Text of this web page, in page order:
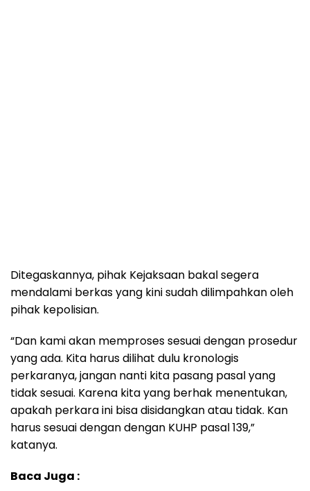
Ditegaskannya, pihak Kejaksaan bakal segera
mendalami berkas yang kini sudah dilimpahkan oleh
pihak kepolisian.
“Dan kami akan memproses sesuai dengan prosedur
yang ada. Kita harus dilihat dulu kronologis
perkaranya, jangan nanti kita pasang pasal yang
tidak sesuai. Karena kita yang berhak menentukan,
apakah perkara ini bisa disidangkan atau tidak. Kan
harus sesuai dengan dengan KUHP pasal 139,”
katanya.
Baca Juga :